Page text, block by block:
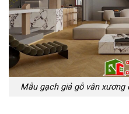
Mẫu gạch giả gỗ vân